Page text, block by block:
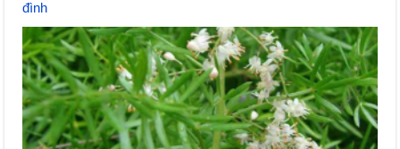
đình